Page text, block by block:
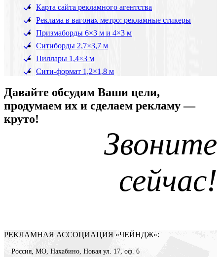
Карта сайта рекламного агентства
Реклама в вагонах метро: рекламные стикеры
Призмаборды 6×3 м и 4×3 м
Ситиборды 2,7×3,7 м
Пиллары 1,4×3 м
Сити-формат 1,2×1,8 м
Давайте обсудим Ваши цели,
продумаем их и сделаем рекламу —
круто!
Звоните
сейчас!
РЕКЛАМНАЯ АССОЦИАЦИЯ «ЧЕЙНДЖ»:
Россия, МО, Нахабино Новая ул. 17, оф. 6